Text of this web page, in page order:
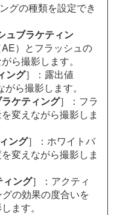
グの種類を設定でき
ュブラケティン
）とフラッシュの
ら撮影します。
ング］：露出値
がら撮影します。
ケティング］：フラ
変えながら撮影しま
ング］：ホワイトバ
変えながら撮影しま
ング］：アクティ
の効果の度合いを
ます。